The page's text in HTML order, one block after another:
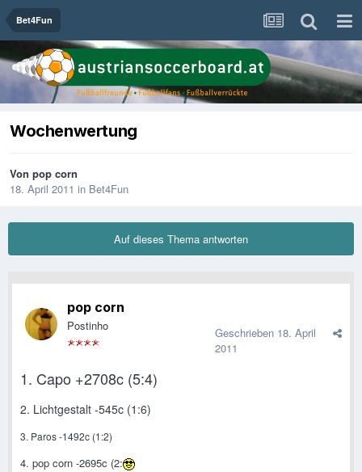
Bet4Fun
Wochenwertung
Von pop corn
18. April 2011 in Bet4Fun
Auf dieses Thema antworten
pop corn
Postinho Geschrieben 18. April
2011
1. Capo +2708c (5:4)
2. Lichtgestalt -545c (1:6)
3. Paros -1492c (1:2)
4. pop corn -2695c (2: